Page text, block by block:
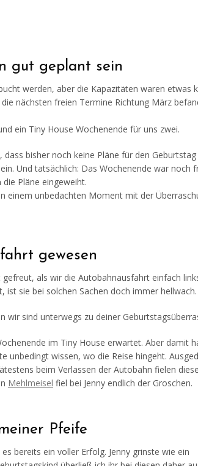
gut geplant sein
werden, aber die Kapazitäten waren etwas
nächsten freien Termine Richtung März
ein Tiny House Wochenende für uns zwei.
bisher noch keine Pläne für den
Und tatsächlich: Das Wochenende war noch
Pläne eingeweiht.
einem unbedachten Moment mit der
gewesen
als wir die Autobahnausfahrt einfach
ist sie bei solchen Sachen doch immer hellwach.
wir sind unterwegs zu deiner
im Tiny House erwartet. Aber damit
unbedingt wissen, wo die Reise hingeht.
beim Verlassen der Autobahn fielen
Mehlmeisel fiel bei Jenny endlich der Groschen.
Pfeife
bereits ein voller Erfolg. Jenny grinste wie ein